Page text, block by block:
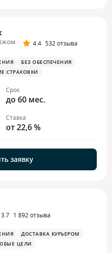
4.4 532 отзыва
БЕЗ ОБЕСПЕЧЕНИЯ
СТРАХОВКИ
Срок
до 60 мес.
Ставка
от 22,6 %
заявку
3.7 1 892 отзыва
ДОСТАВКА КУРЬЕРОМ
ЦЕЛИ